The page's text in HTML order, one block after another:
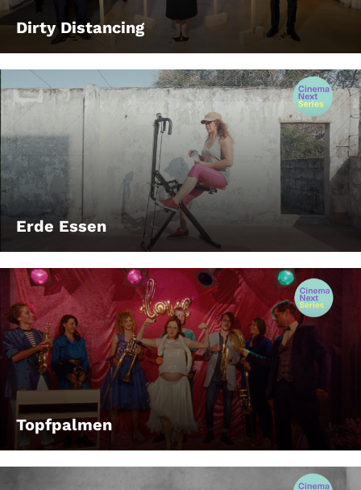
Dirty Distancing
Erde Essen
Topfpalmen